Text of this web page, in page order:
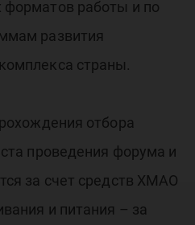
работы и по
развития
страны.
отбора
проведения форума и
за счет средств ХМАО
и питания – за